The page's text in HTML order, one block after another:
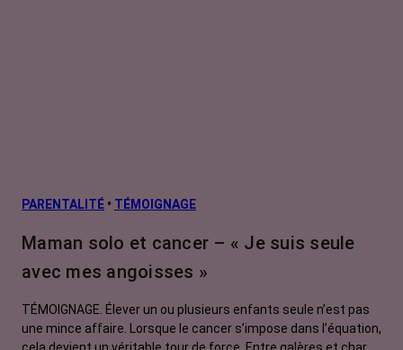
PARENTALITÉ • TÉMOIGNAGE
Maman solo et cancer – « Je suis seule
avec mes angoisses »
TÉMOIGNAGE. Élever un ou plusieurs enfants seule n’est pas
une mince affaire. Lorsque le cancer s’impose dans l’équation,